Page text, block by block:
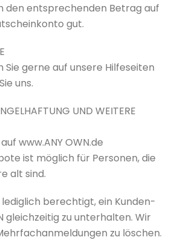
den entsprechenden Betrag auf
gut.
Sie gerne auf unsere Hilfeseiten
uns.
UND WEITERE
www.ANY OWN.de
ist möglich für Personen, die
alt sind.
lediglich berechtigt, ein Kunden-
gleichzeitig zu unterhalten. Wir
zu löschen.